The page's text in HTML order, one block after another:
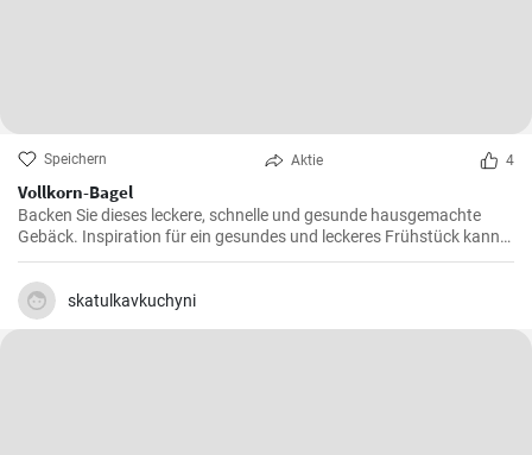
Speichern Aktie 4
Vollkorn-Bagel
Backen Sie dieses leckere, schnelle und gesunde hausgemachte
Gebäck. Inspiration für ein gesundes und leckeres Frühstück kann
man nie genug haben.
skatulkavkuchyni